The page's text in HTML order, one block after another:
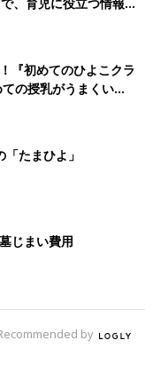
『初めてのひよこクラ
の授乳がうまくい
夏のトラブル 解決テ
たまひよ」
じまい費用
by